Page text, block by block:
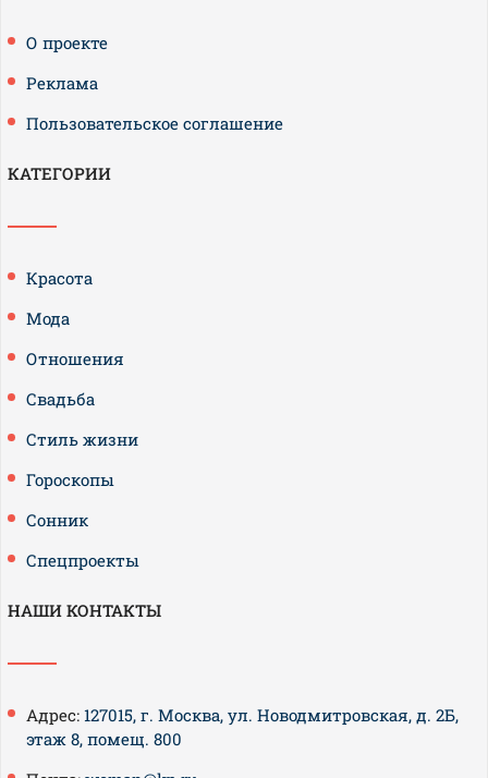
О проекте
Реклама
Пользовательское соглашение
КАТЕГОРИИ
Красота
Мода
Отношения
Свадьба
Стиль жизни
Гороскопы
Сонник
Спецпроекты
НАШИ КОНТАКТЫ
Адрес: 127015, г. Москва, ул. Новодмитровская, д. 2Б,
этаж 8, помещ. 800